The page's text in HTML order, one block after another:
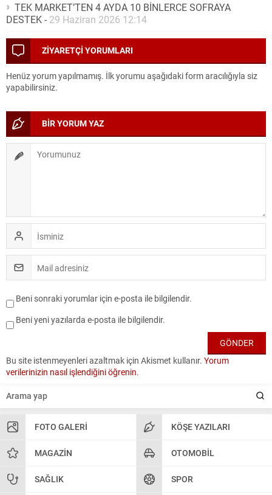
FOTO GALERI KÖŞE YAZILARI
MAGAZIN OTOMOBIL
SAĞLIK SPOR
TEK MARKET’TEN 4 AYDA 10 BİNLERCE SOFRAYA
DESTEK- 29 Haziran 2026 12:14
ZİYARETÇİ YORUMLARI
Henüz yorum yapılmamış. İlk yorumu aşağıdaki form aracılığıyla siz
yapabilirsiniz.
BİR YORUM YAZ
Beni sonraki yorumlar için e-posta ile bilgilendir.
Beni yeni yazılarda e-posta ile bilgilendir.
Bu site istenmeyenleri azaltmak için Akismet kullanır. Yorum
verilerinizin nasıl işlendiğini öğrenin.